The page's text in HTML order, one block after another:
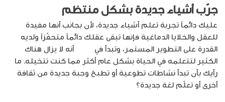
جرّب أشياء جديدة بشكل منتظم
عليك دائماً تجربة تعلم أشياء جديدة، لأن بجانب أنها مفيدة
للعقل والخلايا الدماغية فإنها تبقى عقلك دائماً متحفّزاً ولديه
القدرة على التطوير المستمر، وتبدأ في
أنه لا يزال هناك
الكثير لتتعلمه في الحياة بشكل عام أكثر مما كنت تتخيله. ما
رأيك بأن تبدأ نشاطات تطوعية أو تطبخ وجبة جديدة من ثقافة
أخرى أو تعلّم لغة جديدة؟